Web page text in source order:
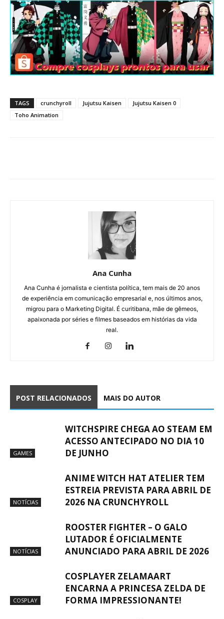
TAGS crunchyroll Jujutsu Kaisen
Jujutsu Kaisen 0
Toho Animation
Ana Cunha
Ana Cunha é jornalista e cientista política, tem mais de 20 anos
de experiência em comunicação empresarial e, nos últimos anos,
migrou para o Marketing Digital. É curitibana, mãe de gêmeos,
apaixonada por séries e filmes baseados em histórias da vida
real.
POST RELACIONADOS MAIS DO AUTOR
GAMES
WITCHSPIRE CHEGA AO STEAM EM
ACESSO ANTECIPADO NO DIA 10
DE JUNHO
NOTÍCIAS
ANIME WITCH HAT ATELIER TEM
ESTREIA PREVISTA PARA ABRIL DE
2026 NA CRUNCHYROLL
NOTÍCIAS
ROOSTER FIGHTER – O GALO
LUTADOR É OFICIALMENTE
ANUNCIADO PARA ABRIL DE 2026
COSPLAY
COSPLAYER ZELAMAART
ENCARNA A PRINCESA ZELDA DE
FORMA IMPRESSIONANTE!